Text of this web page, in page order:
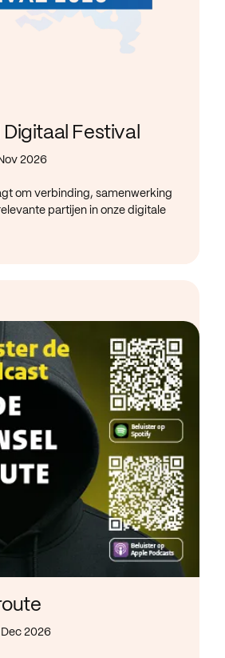
Festival
2026
om verbinding, samenwerking
partijen in onze digitale
2026